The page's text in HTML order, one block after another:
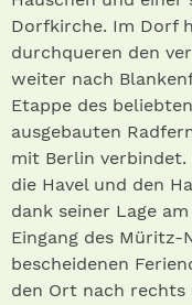
Dorfkirche. Im Dorf
durchqueren den
weiter nach
Etappe des
ausgebauten
mit Berlin
die Havel und den
dank seiner Lage
Eingang des Müritz-
bescheidenen
den Ort nach rechts